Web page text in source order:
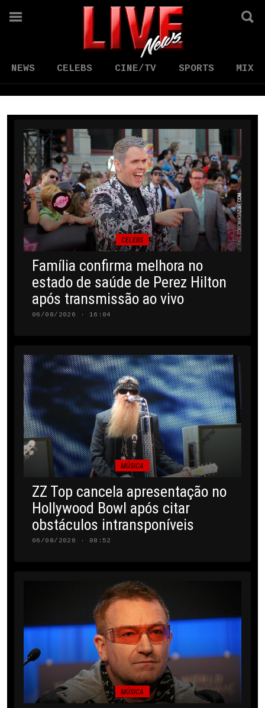
NEWS CELEBS CINE/TV SPORTS MIX
CELEBS
Família confirma melhora no
estado de saúde de Perez Hilton
após transmissão ao vivo
06/08/2026 · 16:04
MÚSICA
ZZ Top cancela apresentação no
Hollywood Bowl após citar
obstáculos intransponíveis
06/08/2026 · 08:52
MÚSICA